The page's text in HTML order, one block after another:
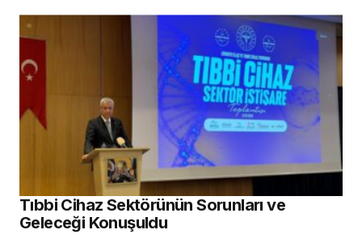
Tıbbi Cihaz Sektörünün Sorunları ve
Geleceği Konuşuldu